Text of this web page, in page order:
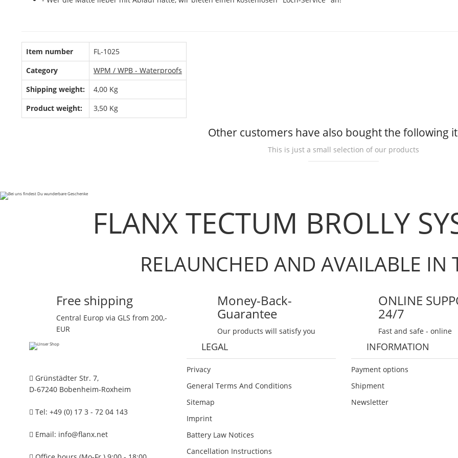
Item number
FL-1025
Category
WPM / WPB - Waterproofs
Shipping weight:
4,00 Kg
Product weight:
3,50 Kg
Other customers have also bought the following
This is just a small selection of our products
FLANX TECTUM BROLLY
RELAUNCHED AND AVAILABLE IN
Free shipping
Central Europ via GLS from 200,-
EUR
Money-Back-
Guarantee
Our products will satisfy you
ONLINE
24/7
Fast and safe - online
Grünstädter Str. 7,
D-67240 Bobenheim-Roxheim
Tel: +49 (0) 17 3 - 72 04 143
Email: info@flanx.net
LEGAL
Privacy
General Terms And Conditions
Sitemap
Imprint
Battery Law Notices
Cancellation Instructions
INFORMATION
Payment options
Shipment
Newsletter